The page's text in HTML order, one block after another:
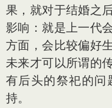
果，就对于结婚之
影响：就是上一代
方面，会比较偏好
未来才可以所谓的
有后头的祭祀的问
持。